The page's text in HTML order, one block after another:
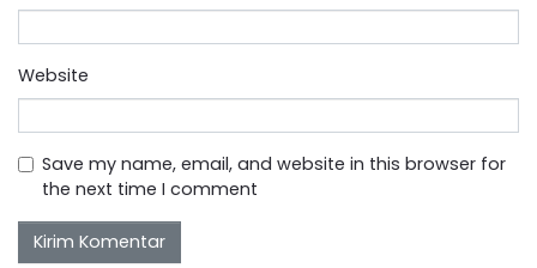
Website
Save my name, email, and website in this browser for
the next time I comment